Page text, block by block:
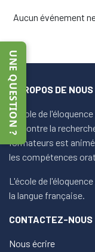
UNE QUESTION ?
Aucun événement
À PROPOS DE NOUS
L'école de
rencontre la
formateurs est
les compétences
L'école de
la langue française.
CONTACTEZ-NOUS
Nous écrire